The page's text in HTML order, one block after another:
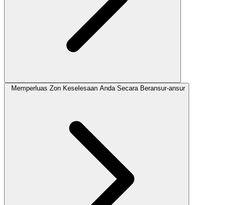
Memperluas Zon Keselesaan Anda Secara Beransur-ansur